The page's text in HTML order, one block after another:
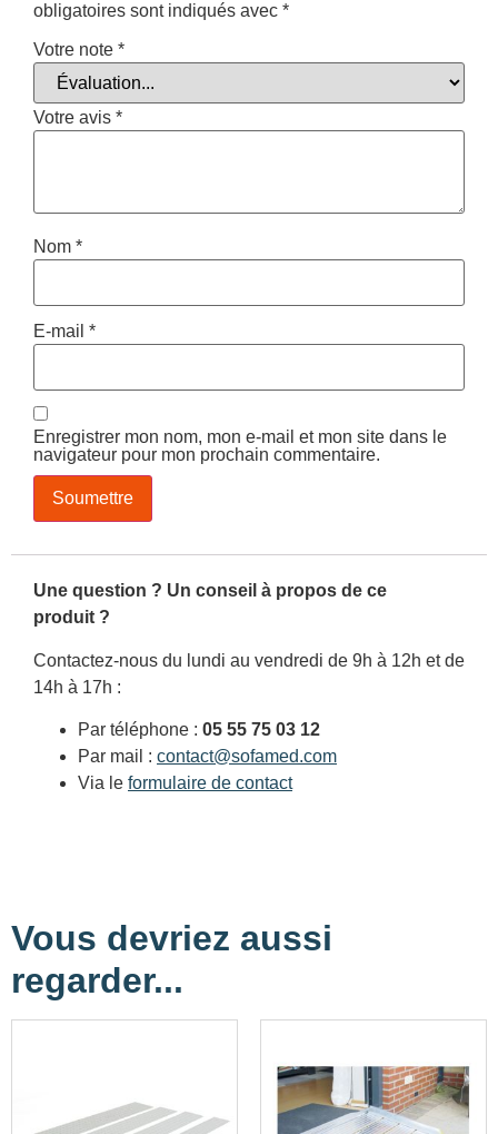
obligatoires sont indiqués avec *
Votre note *
Votre avis *
Nom *
E-mail *
Enregistrer mon nom, mon e-mail et mon site dans le
navigateur pour mon prochain commentaire.
Une question ? Un conseil à propos de ce
produit ?
Contactez-nous du lundi au vendredi de 9h à 12h et de
14h à 17h :
Par téléphone : 05 55 75 03 12
Par mail : contact@sofamed.com
Via le formulaire de contact
Vous devriez aussi
regarder...